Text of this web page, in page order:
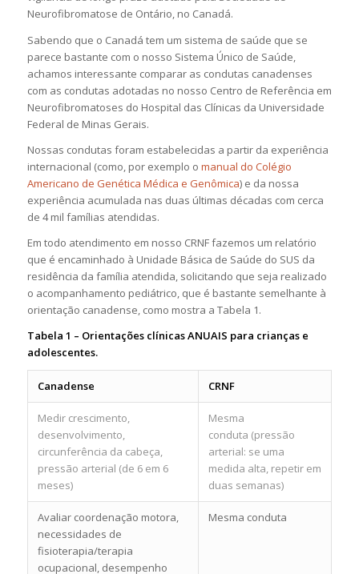
Neurofibromatose de Ontário, no Canadá.
Sabendo que o Canadá tem um sistema de saúde que se
parece bastante com o nosso Sistema Único de Saúde,
achamos interessante comparar as condutas canadenses
com as condutas adotadas no nosso Centro de Referência em
Neurofibromatoses do Hospital das Clínicas da Universidade
Federal de Minas Gerais.
Nossas condutas foram estabelecidas a partir da experiência
internacional (como, por exemplo o manual do Colégio
Americano de Genética Médica e Genômica) e da nossa
experiência acumulada nas duas últimas décadas com cerca
de 4 mil famílias atendidas.
Em todo atendimento em nosso CRNF fazemos um relatório
que é encaminhado à Unidade Básica de Saúde do SUS da
residência da família atendida, solicitando que seja realizado
o acompanhamento pediátrico, que é bastante semelhante à
orientação canadense, como mostra a Tabela 1.
Tabela 1 – Orientações clínicas ANUAIS para crianças e
adolescentes.
Canadense CRNF
Medir crescimento,
desenvolvimento,
circunferência da cabeça,
pressão arterial (de 6 em 6
meses)
Mesma
conduta (pressão
arterial: se uma
medida alta, repetir em
duas semanas)
Avaliar coordenação motora,
necessidades de
fisioterapia/terapia
ocupacional, desempenho
Mesma conduta